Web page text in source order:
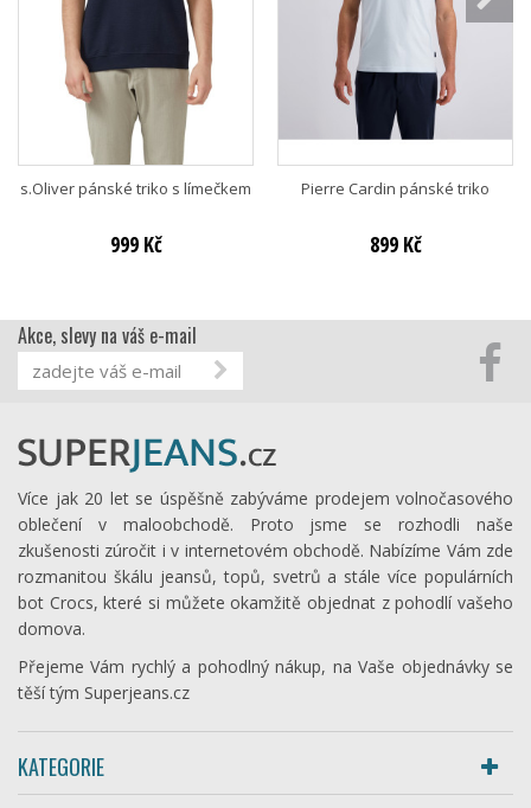
s.Oliver pánské triko s límečkem
999 Kč
Pierre Cardin pánské triko
899 Kč
Akce, slevy na váš e-mail
Více jak 20 let se úspěšně zabýváme prodejem volnočasového
oblečení v maloobchodě. Proto jsme se rozhodli naše
zkušenosti zúročit i v internetovém obchodě. Nabízíme Vám zde
rozmanitou škálu jeansů, topů, svetrů a stále více populárních
bot Crocs, které si můžete okamžitě objednat z pohodlí vašeho
domova.
Přejeme Vám rychlý a pohodlný nákup, na Vaše objednávky se
těší tým Superjeans.cz
KATEGORIE